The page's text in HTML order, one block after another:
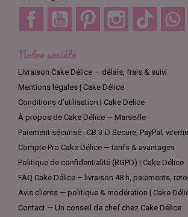
Facebook YouTube Pinterest Instagram TikTok
Notre société
Livraison Cake Délice — délais, frais & suivi
Mentions légales | Cake Délice
Conditions d’utilisation | Cake Délice
À propos de Cake Délice — Marseille
Paiement sécurisé : CB 3-D Secure, PayPal,
Compte Pro Cake Délice — tarifs & avantages
Politique de confidentialité (RGPD) | Cake Délice
FAQ Cake Délice – livraison 48 h, paiements,
Avis clients — politique & modération | Cake
Contact — Un conseil de chef chez Cake Délice